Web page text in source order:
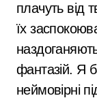
плачуть від
їх
фантазій. Я
неймовірні